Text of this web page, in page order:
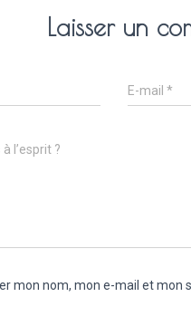
Laisser un
E-mail*
l’esprit ?
mon nom, mon e-mail et mon